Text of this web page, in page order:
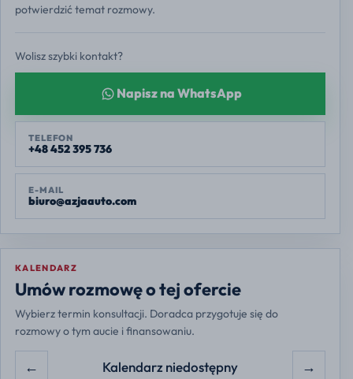
potwierdzić temat rozmowy.
Wolisz szybki kontakt?
Napisz na WhatsApp
TELEFON
+48 452 395 736
E-MAIL
biuro@azjaauto.com
KALENDARZ
Umów rozmowę o tej ofercie
Wybierz termin konsultacji. Doradca przygotuje się do
rozmowy o tym aucie i finansowaniu.
Europe/Warsaw
← Kalendarz niedostępny →